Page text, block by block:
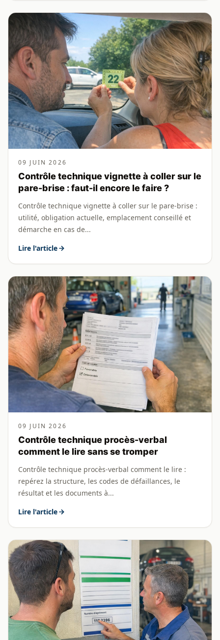
09 JUIN 2026
Contrôle technique vignette à coller sur le
pare-brise : faut-il encore le faire ?
Contrôle technique vignette à coller sur le pare-brise :
utilité, obligation actuelle, emplacement conseillé et
démarche en cas de...
Lire l'article
09 JUIN 2026
Contrôle technique procès-verbal
comment le lire sans se tromper
Contrôle technique procès-verbal comment le lire :
repérez la structure, les codes de défaillances, le
résultat et les documents à...
Lire l'article